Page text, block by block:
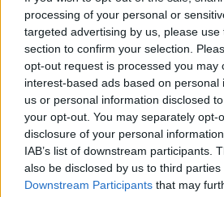
processing of your personal or
targeted advertising by us, please
section to confirm your selection.
opt-out request is processed you may
interest-based ads based on personal
us or personal information disclosed
your opt-out. You may separately opt-
disclosure of your personal
IAB’s list of downstream participants.
also be disclosed by us to third parties
Downstream Participants that may
Non avere e non essere
Armiamoci e... avviatevi
Da Capodanno a Carnevale
Schizzi di fango
Sor-riso amaro
Fine anno al ristorante
La festa di Capodanno
Natale 2024
Re e regnanti
A noi interessa il dito non la luna
Come rubare allo stato e vivere felici
Una performance